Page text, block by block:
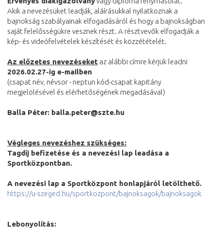
Akik a nevezésüket leadják, aláírásukkal nyilatkoznak a
bajnokság szabályainak elfogadásáról és hogy a bajnokságban
saját felelősségükre vesznek részt. A résztvevők elfogadják a
kép- és videófelvételek készítését és közzétételét.
Az előzetes nevezéseket az alábbi címre kérjük leadni
2026.02.27-ig e-mailben
(csapat név, névsor - neptun kód-csapat kapitány
megjelölésével és elérhetőségének megadásával)
Balla Péter: balla.peter@szte.hu
Végleges nevezéshez szükséges:
Tagdíj befizetése és a nevezési lap leadása a
Sportközpontban.
A nevezési lap a Sportközpont honlapjáról letölthető.
https://u-szeged.hu/sportkozpont/bajnoksagok/bajnoksagok
Lebonyolítás: